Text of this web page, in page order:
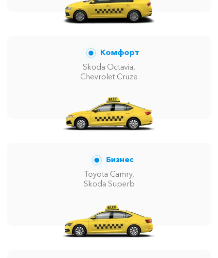
Комфорт
Skoda Octavia,
Chevrolet Cruze
Бизнес
Toyota Camry,
Skoda Superb